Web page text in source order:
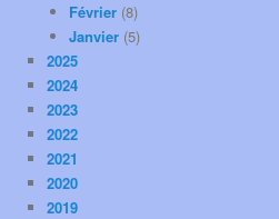
Février (8)
Janvier (5)
2025
2024
2023
2022
2021
2020
2019